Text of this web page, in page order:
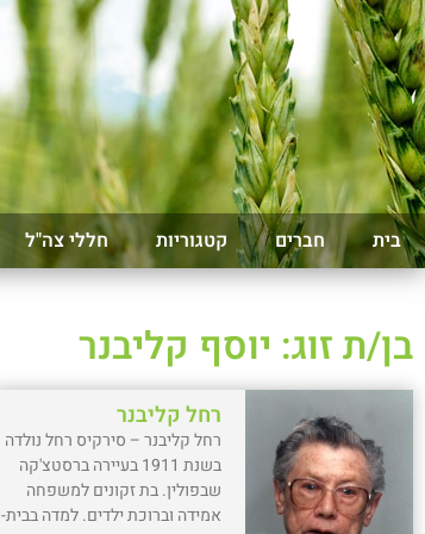
בית חברים קטגוריות חללי צה"ל
בן/ת זוג: יוסף קליבנר
רחל קליבנר
רחל קליבנר – סירקיס רחל נולדה
בשנת 1911 בעיירה ברסטצ'קה
שבפולין. בת זקונים למשפחה
אמידה וברוכת ילדים. למדה בבית-